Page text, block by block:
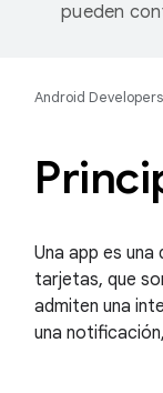
pueden
Android Developers
Una app es
tarjetas, que
admiten una
una